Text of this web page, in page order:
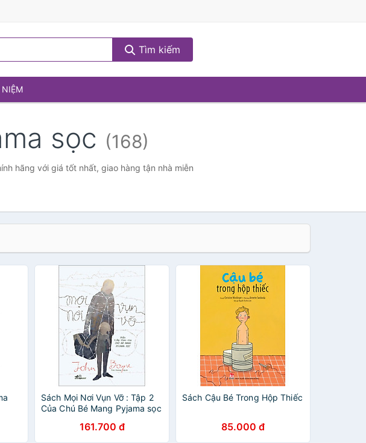
Tìm kiếm
sọc (168)
hãng với giá tốt nhất, giao hàng tận nhà miễn
Sách Mọi Nơi Vụn Vỡ : Tập 2
Của Chú Bé Mang Pyjama sọc
161.700 đ
Sách Cậu Bé Trong Hộp Thiếc
85.000 đ